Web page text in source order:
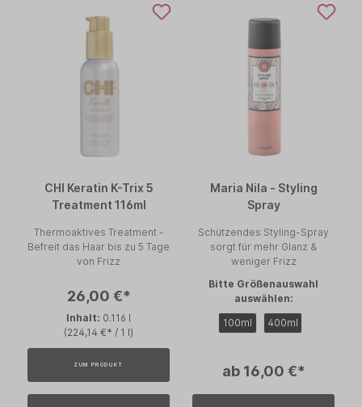
CHI Keratin K-Trix 5
Treatment 116ml
Thermoaktives Treatment -
Befreit das Haar bis zu 5 Tage
von Frizz
26,00 €*
Inhalt: 0.116 l
(224,14 €* / 1 l)
ZUM PRODUKT
Maria Nila - Styling
Spray
Schützendes Styling-Spray
sorgt für mehr Glanz &
weniger Frizz
Bitte Größenauswahl
auswählen:
100ml
400ml
ab 16,00 €*